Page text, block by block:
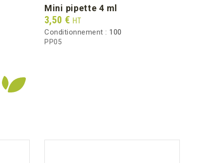
mini pipette 4 ml
Prix
3,50 € HT
Conditionnement : 100
PP05